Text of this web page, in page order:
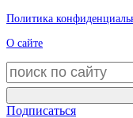
Политика
О сайте
Подписаться